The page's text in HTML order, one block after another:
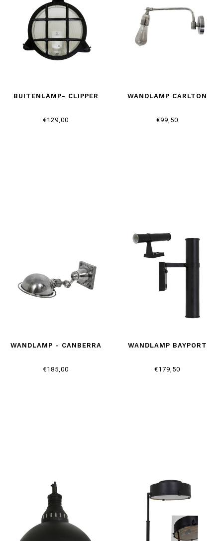
BUITENLAMP- CLIPPER
€129,00
WANDLAMP CARLTON
€99,50
WANDLAMP - CANBERRA
€185,00
WANDLAMP BAYPORT
€179,50